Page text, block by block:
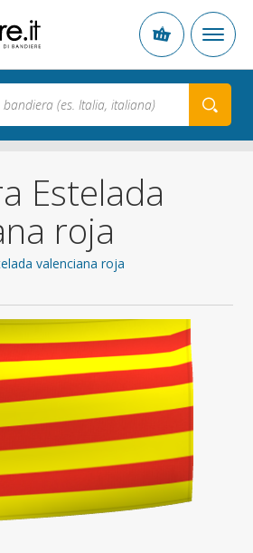
Estelada
roja
valenciana roja